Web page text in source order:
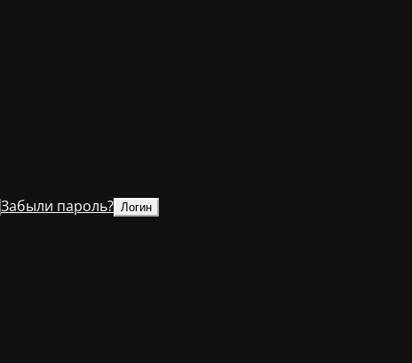
Забыли пароль?